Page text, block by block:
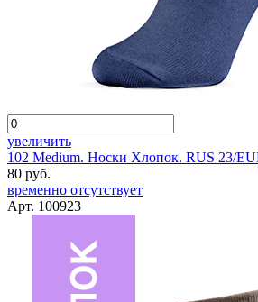
увеличить
102 Medium. Носки Хлопок. RUS 23/
80 руб.
временно отсутствует
Арт. 100923